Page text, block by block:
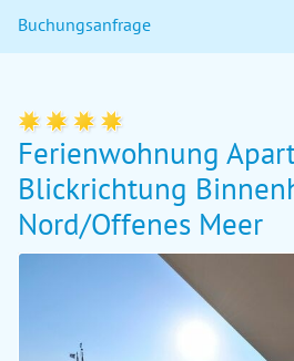
Buchungsanfrage
Ferienwohnung
Blickrichtung
Nord/Offenes Meer